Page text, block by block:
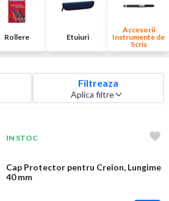
Rollere Etuiuri
Accesorii
Instrumente de
Scris
Filtreaza
Aplica filtre
IN STOC
Cap Protector pentru Creion, Lungime
40 mm